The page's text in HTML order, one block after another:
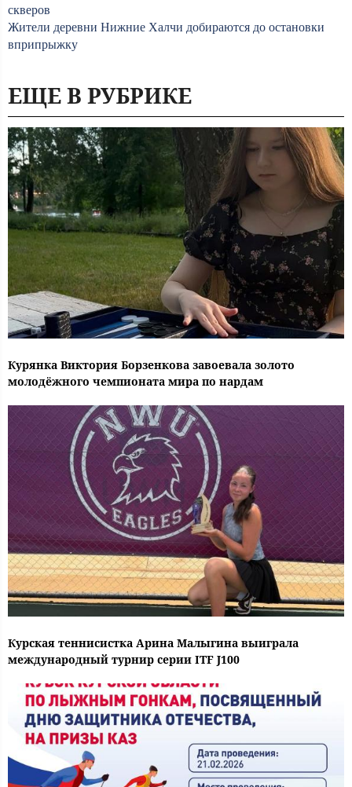
скверов
Жители деревни Нижние Халчи добираются до остановки
вприпрыжку
ЕЩЕ В РУБРИКЕ
Курянка Виктория Борзенкова завоевала золото
молодёжного чемпионата мира по нардам
Курская теннисистка Арина Малыгина выиграла
международный турнир серии ITF J100